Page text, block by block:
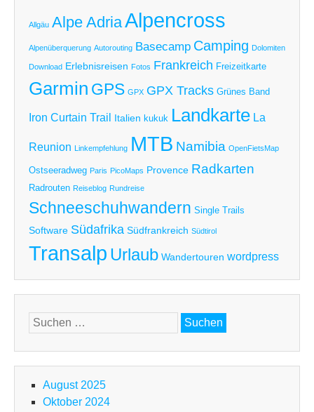
Allgäu Alpe AdriaAlpencross
Alpenüberquerung Autorouting Basecamp Camping Dolomiten
Download Erlebnisreisen Fotos Frankreich Freizeitkarte
Garmin GPS GPX GPX Tracks Grünes Band
Iron Curtain Trail Italien kukuk Landkarte La
Reunion Linkempfehlung MTB Namibia OpenFietsMap
Ostseeradweg Paris PicoMaps Provence Radkarten
Radrouten Reiseblog Rundreise
Schneeschuhwandern Single Trails
Software Südafrika Südfrankreich Südtirol
Transalp Urlaub Wandertouren wordpress
Suchen
nach:
August 2025
Oktober 2024